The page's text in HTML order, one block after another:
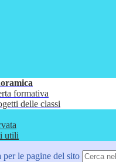
formativa
delle classi
utili
le pagine del sito